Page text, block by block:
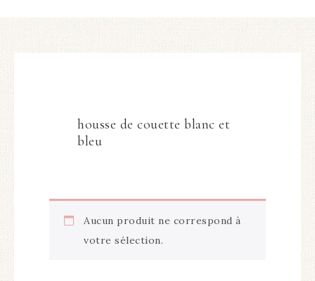
housse de couette blanc et
bleu
Aucun produit ne correspond à
votre sélection.